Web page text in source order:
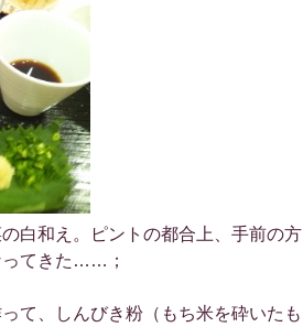
白和え。ピントの都合上、手前の方
ってきた……；
て、しんびき粉（もち米を砕いたも